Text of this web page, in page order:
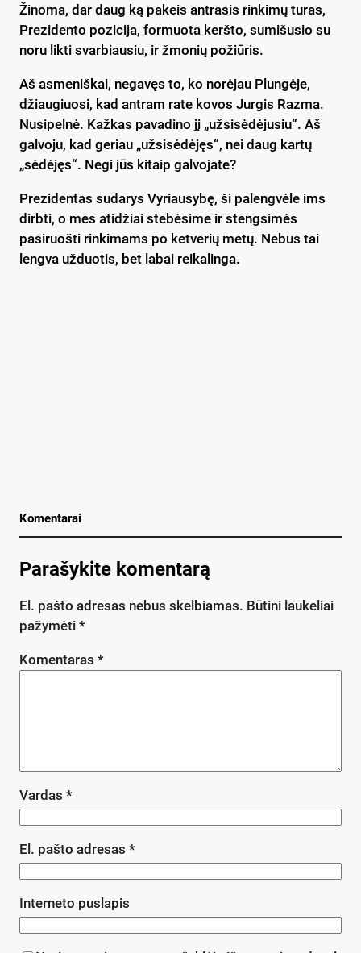
Žinoma, dar daug ką pakeis antrasis rinkimų turas,
Prezidento pozicija, formuota keršto, sumišusio su
noru likti svarbiausiu, ir žmonių požiūris.
Aš asmeniškai, negavęs to, ko norėjau Plungėje,
džiaugiuosi, kad antram rate kovos Jurgis Razma.
Nusipelnė. Kažkas pavadino jį „užsisėdėjusiu“. Aš
galvoju, kad geriau „užsisėdėjęs“, nei daug kartų
„sėdėjęs“. Negi jūs kitaip galvojate?
Prezidentas sudarys Vyriausybę, ši palengvėle ims
dirbti, o mes atidžiai stebėsime ir stengsimės
pasiruošti rinkimams po ketverių metų. Nebus tai
lengva užduotis, bet labai reikalinga.
Komentarai
Parašykite komentarą
El. pašto adresas nebus skelbiamas. Būtini laukeliai
pažymėti *
Komentaras *
Vardas *
El. pašto adresas *
Interneto puslapis